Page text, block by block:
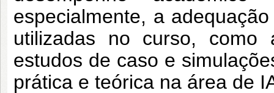
especialmente, a
utilizadas no curso, como
estudos de caso e
prática e teórica na área de